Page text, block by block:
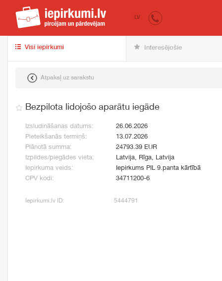
iepirkumi.lv
LV
Visi iepirkumi Interesējošie
Atpakaļ uz sarakstu
Bezpilota lidojošo aparātu iegāde
Izsludināšanas datums:
26.06.2026
Pieteikšanās termiņš:
13.07.2026
Plānotā summa:
24793.39 EUR
Izpildes/piegādes vieta:
Latvija, Rīga, Latvija
Iepirkuma veids:
Iepirkums PIL 9.panta kārtībā
CPV kodi:
34711200-6
Iepirkumi.lv ID: 5444791